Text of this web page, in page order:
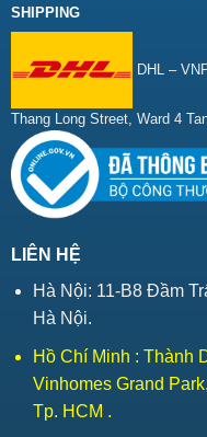
SHIPPING
DHL –
Thang Long Street, Ward 4
LIÊN HỆ
Hà Nội: 11-B8 Đầm
Hà Nội.
Hồ Chí Minh : Thành
Vinhomes Grand
Tp. HCM .